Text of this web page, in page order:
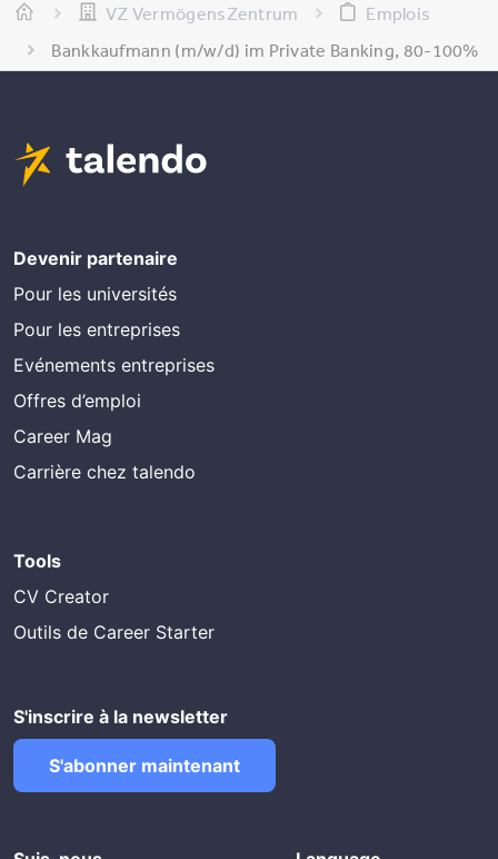
VZ VermögensZentrum
Emplois
Bankkaufmann (m/w/d) im Private Banking, 80-100%
Devenir partenaire
Pour les universités
Pour les entreprises
Evénements entreprises
Offres d’emploi
Career Mag
Carrière chez talendo
Tools
CV Creator
Outils de Career Starter
S'inscrire à la newsletter
S'abonner maintenant